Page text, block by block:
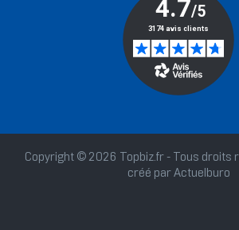
Copyright © 2026 Topbiz.fr - Tous droits
créé par Actuelburo